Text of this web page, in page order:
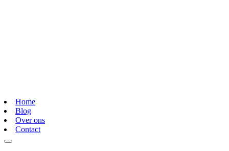
Home
Blog
Over ons
Contact